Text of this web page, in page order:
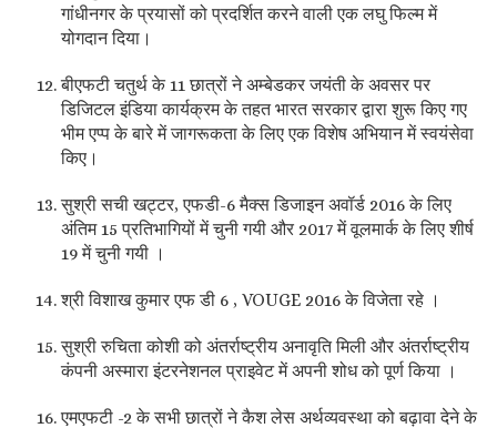
गांधीनगर के प्रयासों को प्रदर्शित करने वाली एक लघु फिल्म में
योगदान दिया।
बीएफटी चतुर्थ के 11 छात्रों ने अम्बेडकर जयंती के अवसर पर
डिजिटल इंडिया कार्यक्रम के तहत भारत सरकार द्वारा शुरू किए गए
भीम एप्प के बारे में जागरूकता के लिए एक विशेष अभियान में स्वयंसेवा
किए।
सुश्री सची खट्टर, एफडी-6 मैक्स डिजाइन अवॉर्ड 2016 के लिए
अंतिम 15 प्रतिभागियों में चुनी गयी और 2017 में वूलमार्क के लिए शीर्ष
19 में चुनी गयी ।
श्री विशाख कुमार एफ डी 6 , VOUGE 2016 के विजेता रहे ।
सुश्री रुचिता कोशी को अंतर्राष्ट्रीय अनावृति मिली और अंतर्राष्ट्रीय
कंपनी अस्मारा इंटरनेशनल प्राइवेट में अपनी शोध को पूर्ण किया ।
एमएफटी -2 के सभी छात्रों ने कैश लेस अर्थव्यवस्था को बढ़ावा देने के